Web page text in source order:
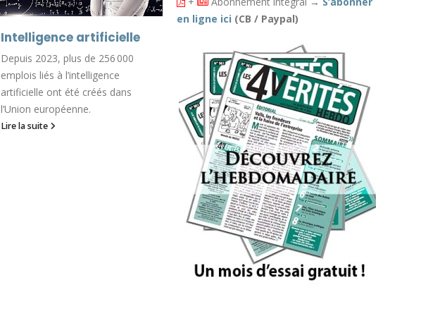
Intelligence artificielle
Depuis 2023, plus de 256 000
emplois liés à l’intelligence
artificielle ont été créés dans
l’Union européenne.
Lire la suite
53 % des Français déclarent ne pas
pouvoir sortir en sécurité le soir
dans leur ville.
Lire la suite
en ligne ici (CB / Paypal)